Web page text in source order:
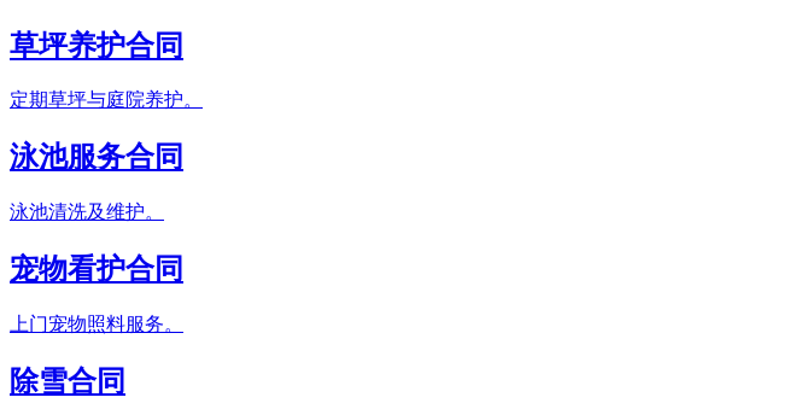
草坪养护合同
定期草坪与庭院养护。
泳池服务合同
泳池清洗及维护。
宠物看护合同
上门宠物照料服务。
除雪合同